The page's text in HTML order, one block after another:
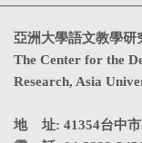
亞洲大學語文教學研
The Center for the
Research, Asia
地 址: 41354台中市